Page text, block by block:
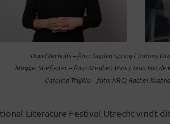
David Nicholls – foto: Sophia Spring | Tommy
Maggie Stiefvater – foto: Stephen Voss | Teun van
Carolina Trujillo – foto: NRC| Rachel
Literature Festival Utrecht vindt